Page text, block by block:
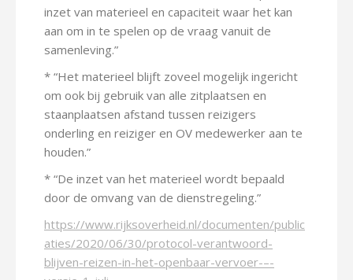
inzet van materieel en capaciteit waar het kan
aan om in te spelen op de vraag vanuit de
samenleving.”
* “Het materieel blijft zoveel mogelijk ingericht
om ook bij gebruik van alle zitplaatsen en
staanplaatsen afstand tussen reizigers
onderling en reiziger en OV medewerker aan te
houden.”
* “De inzet van het materieel wordt bepaald
door de omvang van de dienstregeling.”
https://www.rijksoverheid.nl/documenten/public
aties/2020/06/30/protocol-verantwoord-
blijven-reizen-in-het-openbaar-vervoer-–-